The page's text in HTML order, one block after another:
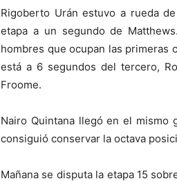
Rigoberto Urán estuvo a rueda
etapa a un segundo de
hombres que ocupan las primeras
está a 6 segundos del tercero,
Froome.
Nairo Quintana llegó en el mismo
consiguió conservar la octava
Mañana se disputa la etapa 15